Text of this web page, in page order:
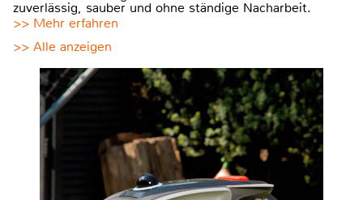
zuverlässig, sauber und ohne ständige Nacharbeit.
>> Mehr erfahren
>> Alle anzeigen